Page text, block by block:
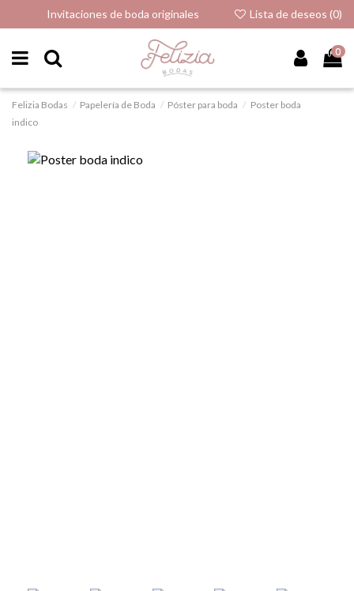
Invitaciones de boda originales Lista de deseos (0)
0
Felizia Bodas Papelería de Boda Póster para boda
Poster boda
indico